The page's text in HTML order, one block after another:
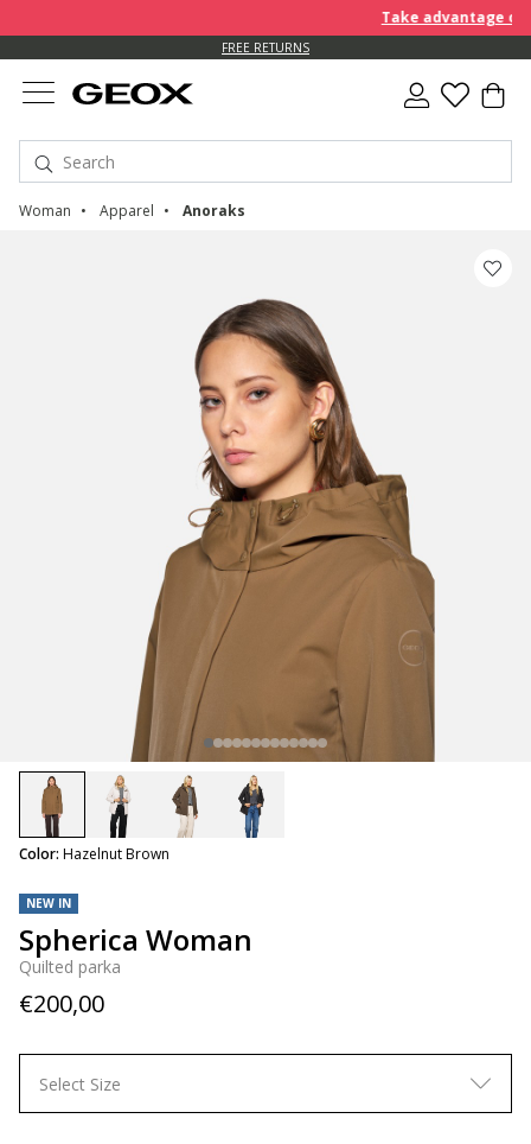
Take advantage of an
FREE RETURNS
Woman Apparel Anoraks
NEW IN
Spherica Woman
Quilted parka
€200,00
Color: Hazelnut Brown
selected
Select Size